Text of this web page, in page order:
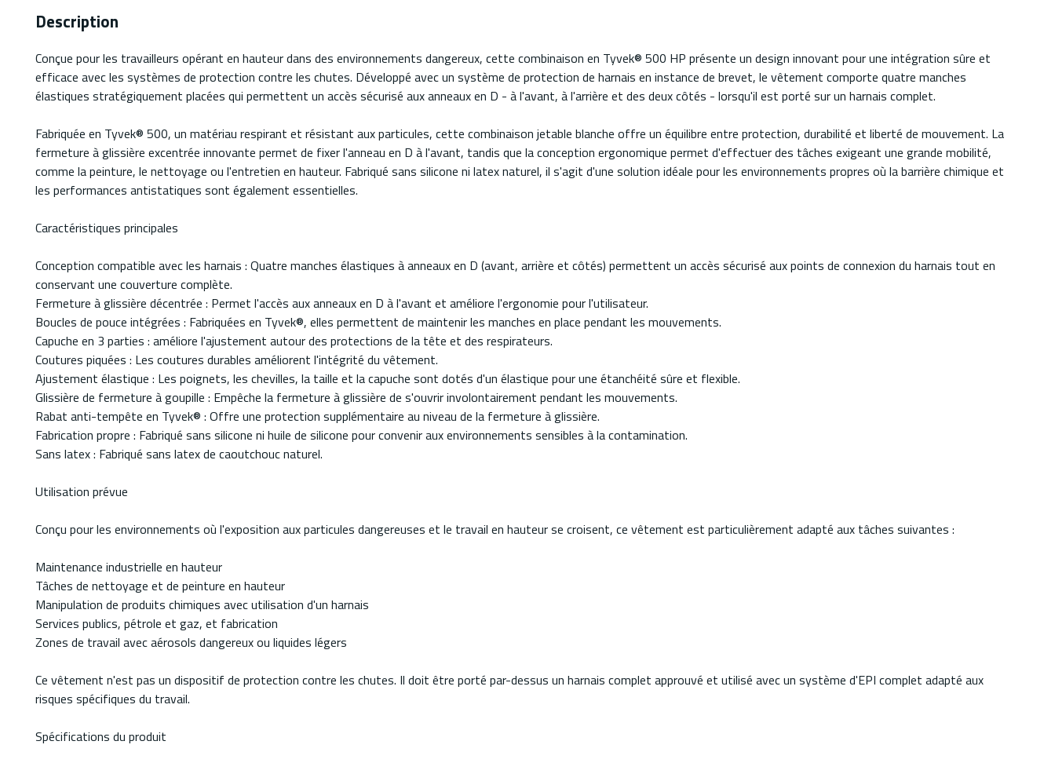
Description
Conçue pour les travailleurs opérant en hauteur dans des environnements dangereux, cette combinaison en Tyvek® 500 HP présente un design innovant pour une intégration sûre et
efficace avec les systèmes de protection contre les chutes. Développé avec un système de protection de harnais en instance de brevet, le vêtement comporte quatre manches
élastiques stratégiquement placées qui permettent un accès sécurisé aux anneaux en D - à l'avant, à l'arrière et des deux côtés - lorsqu'il est porté sur un harnais complet.
Fabriquée en Tyvek® 500, un matériau respirant et résistant aux particules, cette combinaison jetable blanche offre un équilibre entre protection, durabilité et liberté de mouvement. La
fermeture à glissière excentrée innovante permet de fixer l'anneau en D à l'avant, tandis que la conception ergonomique permet d'effectuer des tâches exigeant une grande mobilité,
comme la peinture, le nettoyage ou l'entretien en hauteur. Fabriqué sans silicone ni latex naturel, il s'agit d'une solution idéale pour les environnements propres où la barrière chimique et
les performances antistatiques sont également essentielles.
Caractéristiques principales
Conception compatible avec les harnais : Quatre manches élastiques à anneaux en D (avant, arrière et côtés) permettent un accès sécurisé aux points de connexion du harnais tout en
conservant une couverture complète.
Fermeture à glissière décentrée : Permet l'accès aux anneaux en D à l'avant et améliore l'ergonomie pour l'utilisateur.
Boucles de pouce intégrées : Fabriquées en Tyvek®, elles permettent de maintenir les manches en place pendant les mouvements.
Capuche en 3 parties : améliore l'ajustement autour des protections de la tête et des respirateurs.
Coutures piquées : Les coutures durables améliorent l'intégrité du vêtement.
Ajustement élastique : Les poignets, les chevilles, la taille et la capuche sont dotés d'un élastique pour une étanchéité sûre et flexible.
Glissière de fermeture à goupille : Empêche la fermeture à glissière de s'ouvrir involontairement pendant les mouvements.
Rabat anti-tempête en Tyvek® : Offre une protection supplémentaire au niveau de la fermeture à glissière.
Fabrication propre : Fabriqué sans silicone ni huile de silicone pour convenir aux environnements sensibles à la contamination.
Sans latex : Fabriqué sans latex de caoutchouc naturel.
Utilisation prévue
Conçu pour les environnements où l'exposition aux particules dangereuses et le travail en hauteur se croisent, ce vêtement est particulièrement adapté aux tâches suivantes :
Maintenance industrielle en hauteur
Tâches de nettoyage et de peinture en hauteur
Manipulation de produits chimiques avec utilisation d'un harnais
Services publics, pétrole et gaz, et fabrication
Zones de travail avec aérosols dangereux ou liquides légers
Ce vêtement n'est pas un dispositif de protection contre les chutes. Il doit être porté par-dessus un harnais complet approuvé et utilisé avec un système d'EPI complet adapté aux
risques spécifiques du travail.
Spécifications du produit